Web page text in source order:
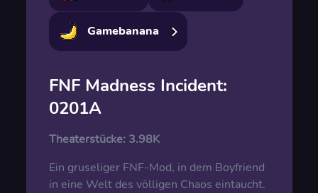
Gamebanana
FNF Madness Incident:
0201A
Theaterstücke: 3.98K
Ein gruseliger FNF-Mod, in dem Boyfriend
in eine Welt des völligen Chaos eintaucht.